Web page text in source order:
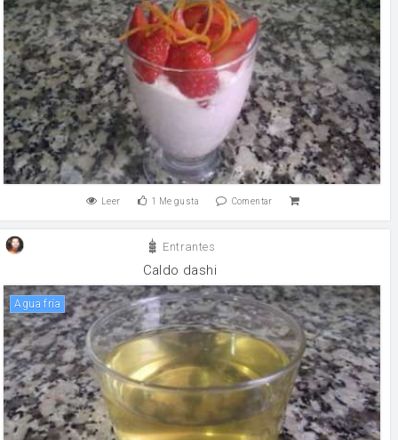
Leer 1 Me gusta Comentar
Entrantes
Caldo dashi
Agua fría